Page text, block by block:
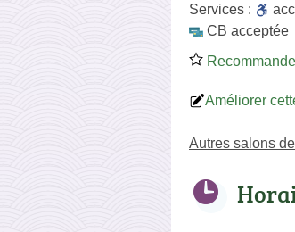
Services :
CB acceptée
Améliorer
Autres salons